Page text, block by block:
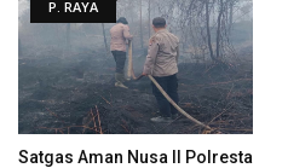
P. RAYA
Satgas Aman Nusa II Polresta